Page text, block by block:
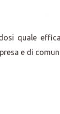
quale
e di